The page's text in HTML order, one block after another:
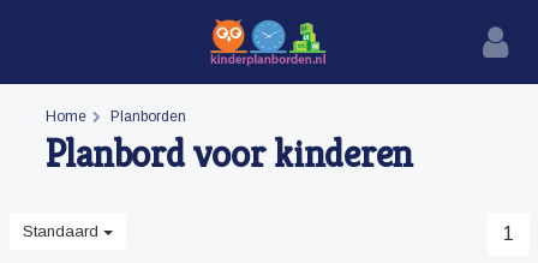
Home Planborden
Planbord voor kinderen
Standaard 1